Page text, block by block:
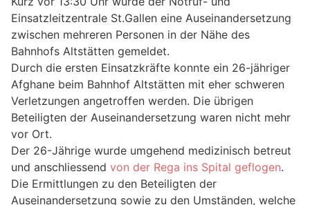
Einsatzleitzentrale St.Gallen eine Auseinandersetzung
zwischen mehreren Personen in der Nähe des
Bahnhofs Altstätten gemeldet.
Durch die ersten Einsatzkräfte konnte ein 26-jähriger
Afghane beim Bahnhof Altstätten mit eher schweren
Verletzungen angetroffen werden. Die übrigen
Beteiligten der Auseinandersetzung waren nicht mehr
vor Ort.
Der 26-Jährige wurde umgehend medizinisch betreut
und anschliessend von der Rega ins Spital geflogen.
Die Ermittlungen zu den Beteiligten der
Auseinandersetzung sowie zu den Umständen, welche